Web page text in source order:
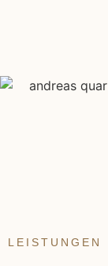
LEISTUNGEN